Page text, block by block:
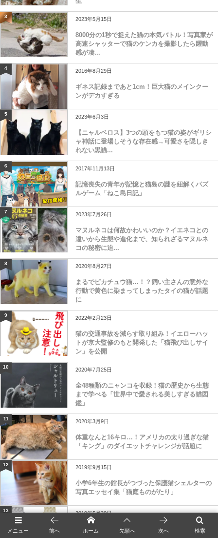
3 2023年5月15日
8000分の1秒で捉えた猫の本気バトル！写真家が
高速シャッターで猫のケンカを撮影したら躍動
感が凄...
4 2016年8月29日
ギネス記録まであと1cm！巨大猫のメインクー
ンがデカすぎる
5 2023年6月3日
【ニャルベロス】3つの頭をもつ猫の姿がギリシ
ャ神話に登場しそうな存在感→可愛さを隠しき
れない黒猫...
6 2017年11月13日
記憶喪失の青年が記憶と猫島の謎を紐解くパズ
ルゲーム「ねこ島日記」
7 2023年7月26日
マヌルネコは何故かわいいのか？イエネコとの
違いから生態や進化まで、知られざるマヌルネ
コの秘密に迫...
8 2020年8月27日
まるでピカチュウ猫…！？飼い主さんの意外な
行動で黄色に染まってしまったタイの猫が話題
に
9 2022年2月23日
猫の交通事故を減らす取り組み！イエローハッ
トが京大監修のもと開発した「猫飛び出しサイ
ン」を公開
10 2020年7月25日
全48種類のニャンコを収録！猫の歴史から生態
まで学べる「世界中で愛される美しすぎる猫図
鑑」
11 2020年3月9日
体重なんと16キロ…！アメリカの太り過ぎな猫
「キング」のダイエットチャレンジが話題に
12 2019年9月15日
小学6年生の館長がつづった保護猫シェルターの
写真エッセイ集「猫庭ものがたり」
13 2019年5月30日
PAUL ＆ JOEから人気の猫モチーフ「タイムレ
メニュー 検索
前へ ホーム 先頭へ 次へ